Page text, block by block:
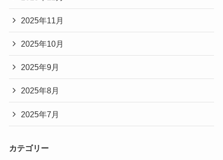
2025年11月
2025年10月
2025年9月
2025年8月
2025年7月
カテゴリー